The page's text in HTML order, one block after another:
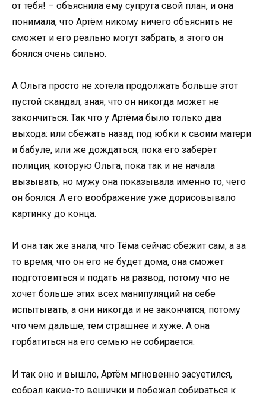
от тебя! – объяснила ему супруга свой план, и она
понимала, что Артём никому ничего объяснить не
сможет и его реально могут забрать, а этого он
боялся очень сильно.
А Ольга просто не хотела продолжать больше этот
пустой скандал, зная, что он никогда может не
закончиться. Так что у Артёма было только два
выхода: или сбежать назад под юбки к своим матери
и бабуле, или же дождаться, пока его заберёт
полиция, которую Ольга, пока так и не начала
вызывать, но мужу она показывала именно то, чего
он боялся. А его воображение уже дорисовывало
картинку до конца.
И она так же знала, что Тёма сейчас сбежит сам, а за
то время, что он его не будет дома, она сможет
подготовиться и подать на развод, потому что не
хочет больше этих всех манипуляций на себе
испытывать, а они никогда и не закончатся, потому
что чем дальше, тем страшнее и хуже. А она
горбатиться на его семью не собирается.
И так оно и вышло, Артём мгновенно засуетился,
собрал какие-то вещички и побежал собираться к